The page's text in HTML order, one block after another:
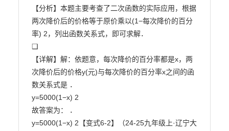
【分析】本题主要考查了二次函数的实际应用，根据
两次降价后的价格等于原价乘以(1−每次降价的百分
率) 2，列出函数关系式，即可求解．
❑
【详解】解：依题意，每次降价的百分率都是x，两
次降价后的价格y(元)与每次降价的百分率x之间的函
数关系式是 ．
y=5000(1−x) 2
故答案为： ．
y=5000(1−x) 2【变式6-2】（24-25九年级上·辽宁大